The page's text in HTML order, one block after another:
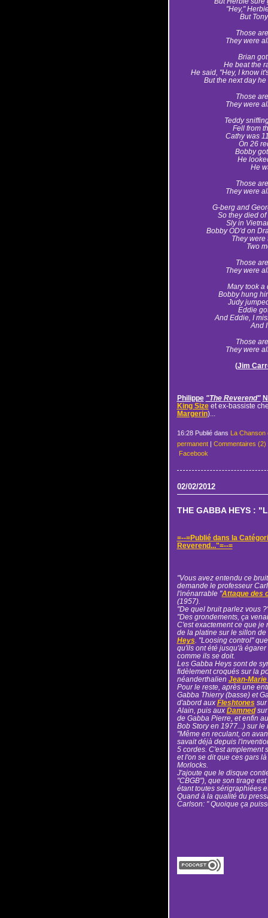
"Hey,"
But
Those
They were
Brian
He beat the
He said, "Hey, I know
But the next day
Those
They were
Teddy
Fell from
Cathy was
On 26
Bobby
He
He
Those
They were
G-berg and
So they died
Sly in
Bobby OD'd on
They were
Two
Those
They were
Mary took a
Bobby hung
Judy
Eddie
And Eddie, I
And
Those
They were
(Jim
Philippe "The Reverend"
King Sizeet ex-bassiste
Margerin)...
16:28 Publié dans La Chanson
permanent| Commentaires (2)
Facebook
02/02/2012
THE GABBA HEYS :
=--=Publié dans la
Reverend..."=--=
"Vous avez entendu ce
demande le professeur
l'inénarrable "Attaque des
(1957).
"De quel bruit parlez vous
"Des grondements, ça
C'est exactement ce que je
de la platine sur le sillon
Heys . "Loosing control"
qu'ils ont été jusqu'à
comme ils se doit.
Les Gabba Heys sont de
fidèlement croqués sur la
néanderthalien Jean-
Pour le reste, après une
Gabba Thierry (basse) et
d'abord aux Fleshtones sur
Alain, puis aux Damnedsur
de Gabba Pierre, et enfin
Bob Story en 1977...) sur le
"Même en reculant, on
savait déjà depuis
5 cordes. C'est amplement
et l'on se dit que ces gars
Morlocks.
J'ajoute que le disque
"CBGB"), que son tirage
étant toutes sérigraphiées
Quand à la qualité du
Carlson: " Quoique ça